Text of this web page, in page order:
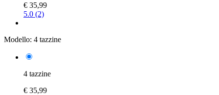
€ 35,99
5.0 (2)
Modello: 4 tazzine
4 tazzine
€ 35,99